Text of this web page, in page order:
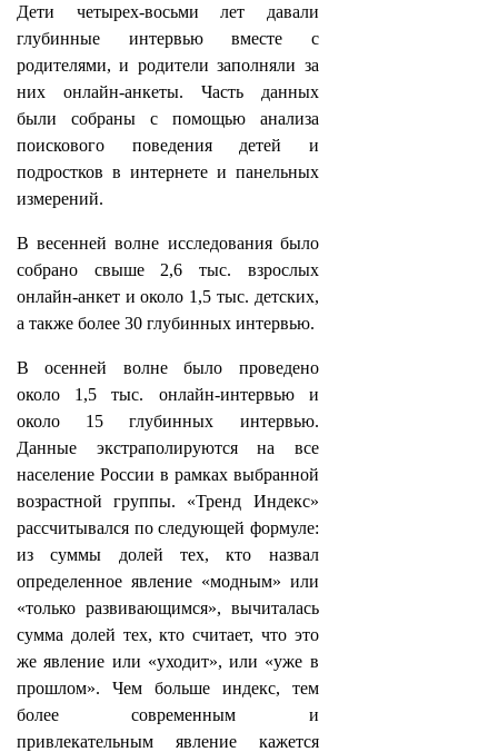
Дети четырех-восьми лет давали
глубинные интервью вместе с
родителями, и родители заполняли за
них онлайн-анкеты. Часть данных
были собраны с помощью анализа
поискового поведения детей и
подростков в интернете и панельных
измерений.
В весенней волне исследования было
собрано свыше 2,6 тыс. взрослых
онлайн-анкет и около 1,5 тыс. детских,
а также более 30 глубинных интервью.
В осенней волне было проведено
около 1,5 тыс. онлайн-интервью и
около 15 глубинных интервью.
Данные экстраполируются на все
население России в рамках выбранной
возрастной группы. «Тренд Индекс»
рассчитывался по следующей формуле:
из суммы долей тех, кто назвал
определенное явление «модным» или
«только развивающимся», вычиталась
сумма долей тех, кто считает, что это
же явление или «уходит», или «уже в
прошлом». Чем больше индекс, тем
более современным и
привлекательным явление кажется